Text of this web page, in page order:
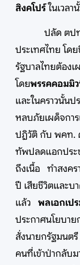
สิงคโปร์ในเวลา
ปลัด ตปท. เ
ประเทศไทย โด
รัฐบาลไทยต้อง
โดยพรรคคอมมิ
และในคราวนั้น
หลบภัยเผด็จการ
ปฏิวัติ กับ พคท.
ทัพปลดแอกประ
ถึงเนื้อ ทำสงคร
ปี เสียชีวิตและบ
แล้ว พลเอกเป
ประกาศนโยบาย
สั่งนายกรัฐมนต
คนที่เข้าป่ากลับม